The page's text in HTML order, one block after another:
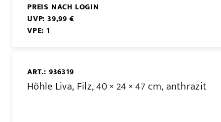
PREIS NACH LOGIN
UVP: 39,99 €
VPE: 1
ART.: 936319
Höhle Liva, Filz, 40 × 24 × 47 cm, anthrazit